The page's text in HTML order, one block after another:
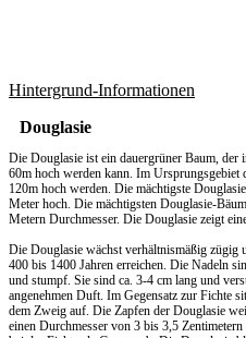
Hintergrund-Informationen
Douglasie
Die Douglasie ist ein dauergrüner Baum, der
60m hoch werden kann. Im Ursprungsgebiet
120m hoch werden. Die mächtigste
Meter hoch. Die mächtigsten Douglasie-
Metern Durchmesser. Die Douglasie zeigt
Die Douglasie wächst verhältnismäßig zügig
400 bis 1400 Jahren erreichen. Die Nadeln
und stumpf. Sie sind ca. 3-4 cm lang und
angenehmen Duft. Im Gegensatz zur Fichte
dem Zweig auf. Die Zapfen der Douglasie
einen Durchmesser von 3 bis 3,5